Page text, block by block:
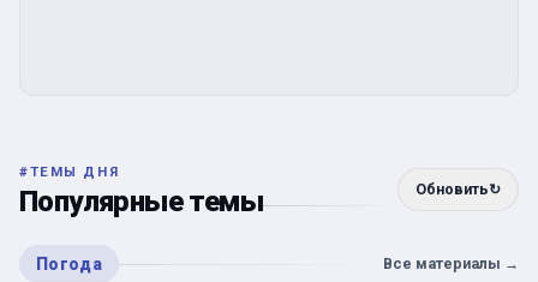
#ТЕМЫ ДНЯ
Популярные темы Обновить↻
Погода Все материалы →